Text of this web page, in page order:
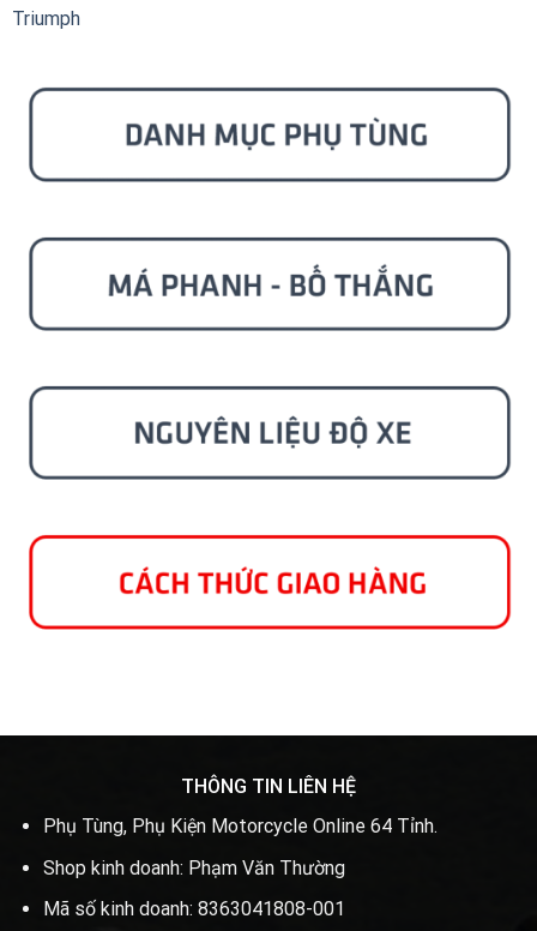
Triumph
THÔNG TIN LIÊN HỆ
Phụ Tùng, Phụ Kiện Motorcycle Online 64 Tỉnh.
Shop kinh doanh: Phạm Văn Thường
Mã số kinh doanh: 8363041808-001